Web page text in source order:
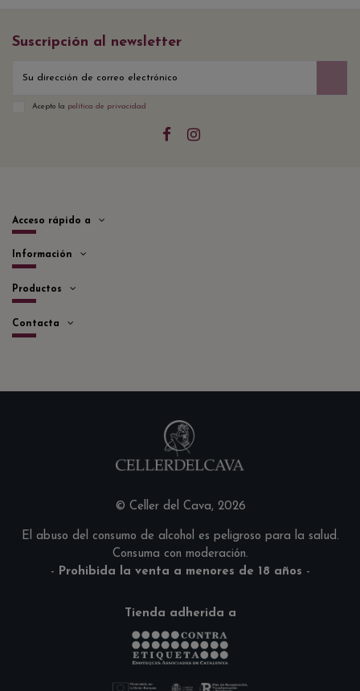
Suscripción al newsletter
Acepto la política de privacidad
Acceso rápido a
Información
Productos
Contacta
© Celler del Cava, 2026
El abuso del consumo de alcohol es peligroso para la salud.
Consuma con moderación.
- Prohibida la venta a menores de 18 años -
Tienda adherida a